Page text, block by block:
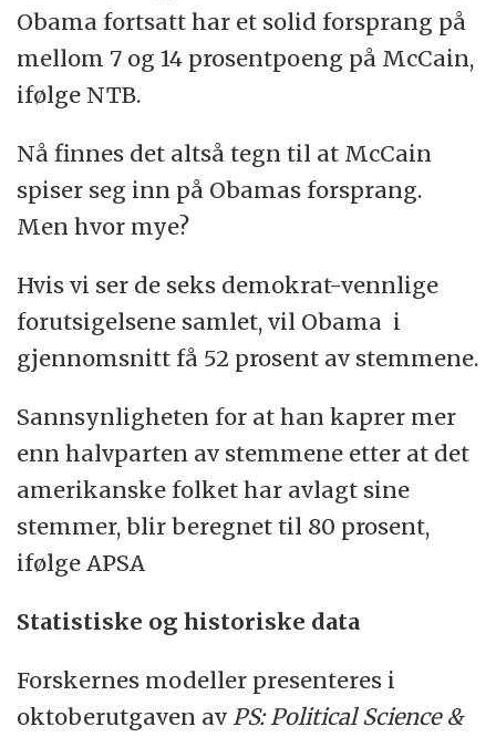
Obama fortsatt har et solid forsprang på
mellom 7 og 14 prosentpoeng på McCain,
ifølge NTB.
Nå finnes det altså tegn til at McCain
spiser seg inn på Obamas forsprang.
Men hvor mye?
Hvis vi ser de seks demokrat-vennlige
forutsigelsene samlet, vil Obama i
gjennomsnitt få 52 prosent av stemmene.
Sannsynligheten for at han kaprer mer
enn halvparten av stemmene etter at det
amerikanske folket har avlagt sine
stemmer, blir beregnet til 80 prosent,
ifølge APSA
Statistiske og historiske data
Forskernes modeller presenteres i
oktoberutgaven av PS: Political Science &